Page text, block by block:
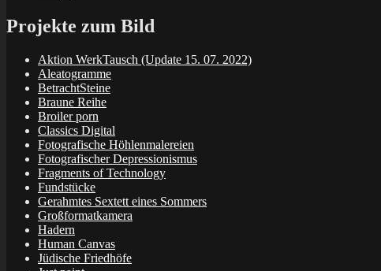
Projekte zum Bild
Aktion WerkTausch (Update 15. 07. 2022)
Aleatogramme
BetrachtSteine
Braune Reihe
Broiler porn
Classics Digital
Fotografische Höhlenmalereien
Fotografischer Depressionismus
Fragments of Technology
Fundstücke
Gerahmtes Sextett eines Sommers
Großformatkamera
Hadern
Human Canvas
Jüdische Friedhöfe